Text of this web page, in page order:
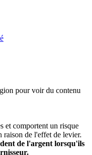
pour voir du contenu
et comportent un risque
raison de l'effet de levier.
de l'argent lorsqu'ils